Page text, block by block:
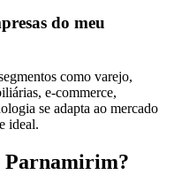
do meu
como varejo,
e-commerce,
se adapta ao mercado
ideal.
Parnamirim?